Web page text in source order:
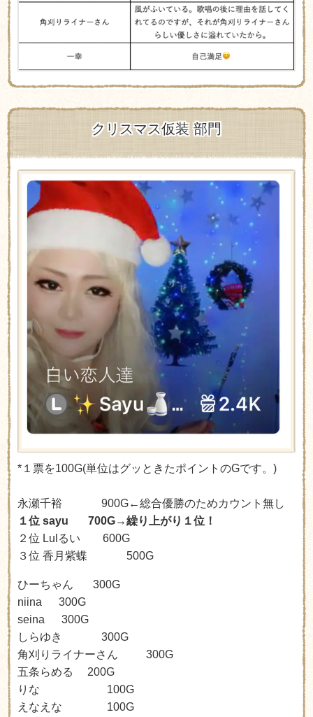
クリスマス仮装 部門
*１票を100G(単位はグッときたポイントのGです。)
永瀬千裕 900G←総合優勝のためカウント無し
１位 sayu 700G→繰り上がり１位！
２位 Lul るい 600G
３位 香月紫蝶 500G
ひーちゃん 300G
niina 300G
seina 300G
しらゆき 300G
角刈りライナーさん 300G
五条らめる 200G
りな 100G
えなえな 100G